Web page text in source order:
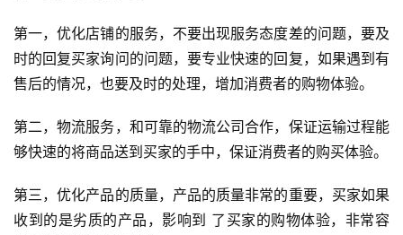
第一，优化店铺的服务，不要出现服务态度差的问题，要及
时的回复买家询问的问题，要专业快速的回复，如果遇到有
售后的情况，也要及时的处理，增加消费者的购物体验。
第二，物流服务，和可靠的物流公司合作，保证运输过程能
够快速的将商品送到买家的手中，保证消费者的购买体验。
第三，优化产品的质量，产品的质量非常的重要，买家如果
收到的是劣质的产品，影响到 了买家的购物体验，非常容